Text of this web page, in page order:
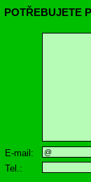
POTŘEBUJETE
E-mail:
Tel.: